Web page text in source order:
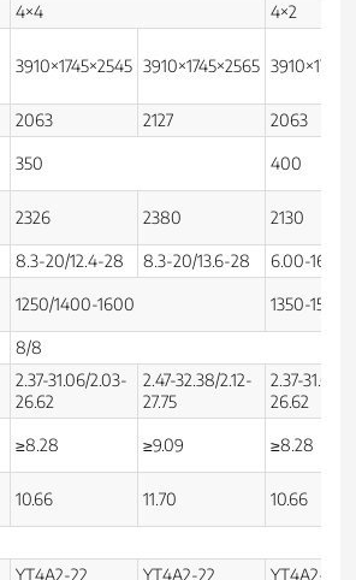
4×4
4×2
3910×1745×2545 3910×1745×2565
2063 2127
2063
350 400
2326 2380 2130
8.3-20/12.4-28 8.3-20/13.6-28
6.00-16/
1250/1400-1600 1350-
8/8
2.37-31.06/2.03-
26.62
2.47-32.38/2.12-
27.75
2.37-31.06/
26.62
≥8.28 ≥9.09 ≥8.28
10.66 11.70 10.66
YT4A2-22 YT4A2-22 YT4A2-22